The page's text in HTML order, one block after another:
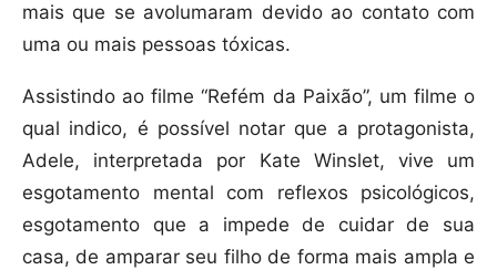
mais que se avolumaram devido ao contato com
uma ou mais pessoas tóxicas.
Assistindo ao filme “Refém da Paixão”, um filme o
qual indico, é possível notar que a protagonista,
Adele, interpretada por Kate Winslet, vive um
esgotamento mental com reflexos psicológicos,
esgotamento que a impede de cuidar de sua
casa, de amparar seu filho de forma mais ampla e